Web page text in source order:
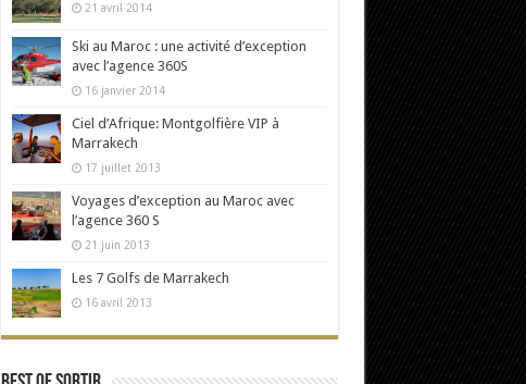
21 avril 2014
Ski au Maroc : une activité d’exception
avec l’agence 360S
16 janvier 2014
Ciel d’Afrique: Montgolfière VIP à
Marrakech
17 juillet 2013
Voyages d’exception au Maroc avec
l’agence 360 S
21 juin 2013
Les 7 Golfs de Marrakech
16 avril 2013